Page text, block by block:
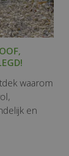
waarom
en